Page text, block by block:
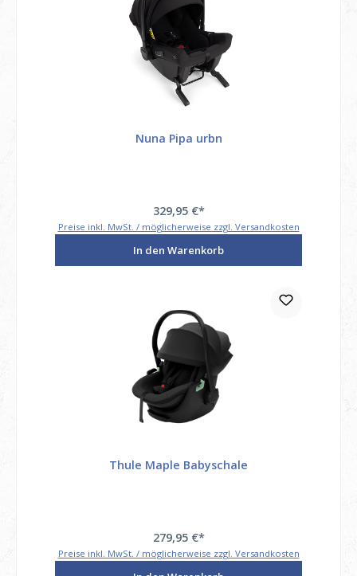
Nuna Pipa urbn
329,95 €*
Preise inkl. MwSt. / möglicherweise zzgl. Versandkosten
In den Warenkorb
Thule Maple Babyschale
279,95 €*
Preise inkl. MwSt. / möglicherweise zzgl. Versandkosten